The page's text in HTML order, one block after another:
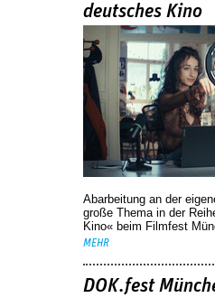
deutsches Kino
Abarbeitung an der
große Thema in der
Kino« beim Filmfest
MEHR
DOK.fest